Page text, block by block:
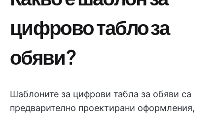
цифрово табло за
обяви?
Шаблоните за цифрови табла за обяви са
предварително проектирани оформления,